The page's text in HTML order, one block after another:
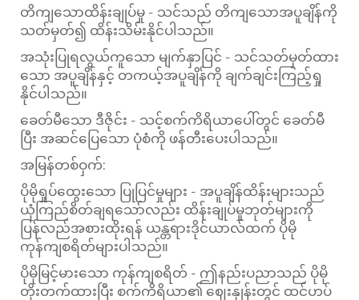
တိကျသောထိန်းချုပ်မှု - သင်သည် တိကျသောအပူချိန်ကို
သတ်မှတ်၍ ထိန်းသိမ်းနိုင်ပါသည်။
အသုံးပြုရလွယ်ကူသော မျက်နှာပြင် - သင်သတ်မှတ်ထား
သော အပူချိန်နှင့် တကယ့်အပူချိန်ကို ချက်ချင်းကြည့်ရှု
နိုင်ပါသည်။
ခေတ်မီသော ဒီဇိုင်း - သင့်စက်ကိရိယာပေါ်တွင် ခေတ်မီ
ပြီး အဆင်ပြေသော ပုံစံကို ဖန်တီးပေးပါသည်။
အမြန်တစ်ဝှက်:
ပိုမိုရှုပ်ထွေးသော ပြုပြင်မှုများ - အပူချိန်ထိန်းများသည်
ယုံကြည်စိတ်ချရသော်လည်း ထိန်းချုပ်မှုဘုတ်များကို
ပြန်လည်အစားထိုးရန် ယန္တရားဒိုင်ယာလ်ထက် ပိုမို
ကုန်ကျစရိတ်များပါသည်။
ပိုမိုမြင့်မားသော ကုန်ကျစရိတ် - ဤနည်းပညာသည် ပိုမို
တိုးတက်ထားပြီး စက်ကိရိယာ၏ ဈေးနှုန်းတွင် ထင်ဟပ်